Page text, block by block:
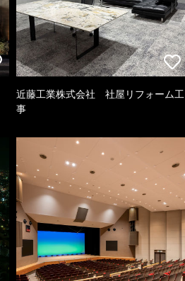
近藤工業株式会社 社屋リフォーム工
事